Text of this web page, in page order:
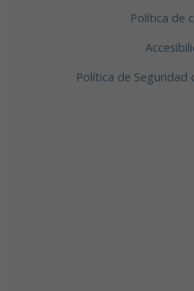
Política de
Política de Seguridad